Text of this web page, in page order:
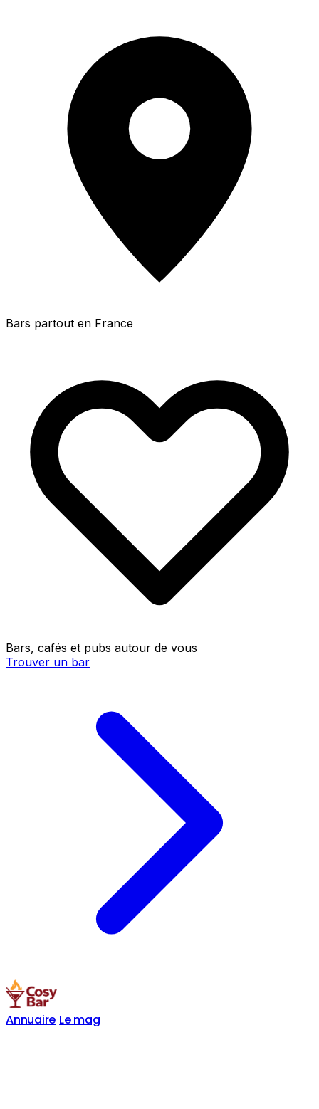
Bars partout en France
Bars, cafés et pubs autour de vous
Trouver un bar
Annuaire Le mag